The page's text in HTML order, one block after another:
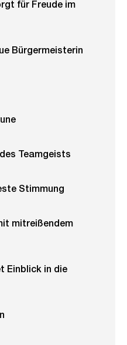
für Freude im
Bürgermeisterin
Teamgeists
Stimmung
mitreißendem
Einblick in die